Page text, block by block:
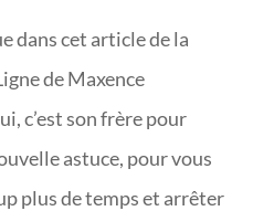
dans cet article de la
de Maxence
c’est son frère pour
astuce, pour vous
plus de temps et arrêter